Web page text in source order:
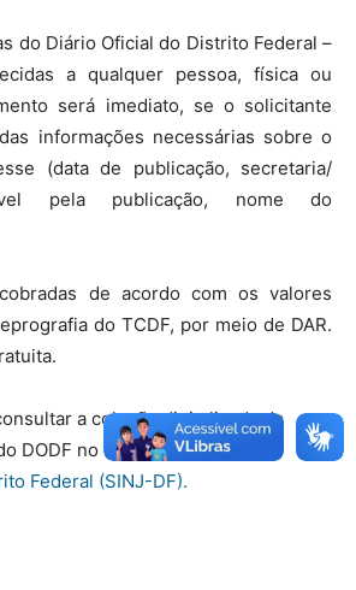
do Diário Oficial do Distrito Federal –
a qualquer pessoa, física ou
será imediato, se o solicitante
informações necessárias sobre o
(data de publicação, secretaria/
pela publicação, nome do
de acordo com os valores
do TCDF, por meio de DAR.
a coleção digitalizada da
DODF no Sistema de Normas
Federal (SINJ-DF).